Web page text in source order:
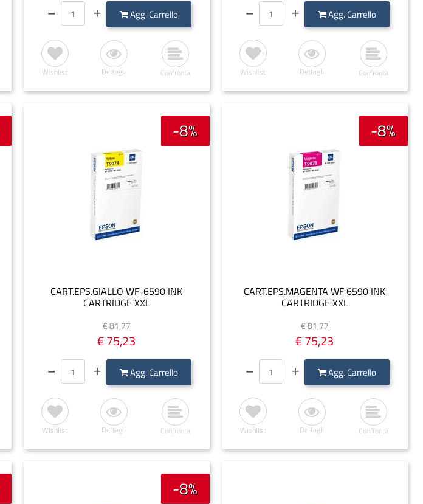
QuantitàAgg. Carrello
Wishlist Dettagli Confronta
QuantitàAgg. Carrello
Wishlist Dettagli Confronta
-8%
CART.EPS.GIALLO WF-6590 INK
CARTRIDGE XXL
€ 81,77
€ 75,23
QuantitàAgg. Carrello
Wishlist Dettagli Confronta
-8%
CART.EPS.MAGENTA WF 6590 INK
CARTRIDGE XXL
€ 81,77
€ 75,23
QuantitàAgg. Carrello
Wishlist Dettagli Confronta
-8%